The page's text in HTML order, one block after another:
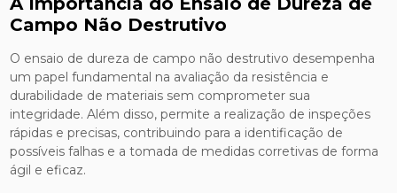
Campo Não Destrutivo
O ensaio de dureza de campo não destrutivo desempenha
um papel fundamental na avaliação da resistência e
durabilidade de materiais sem comprometer sua
integridade. Além disso, permite a realização de inspeções
rápidas e precisas, contribuindo para a identificação de
possíveis falhas e a tomada de medidas corretivas de forma
ágil e eficaz.